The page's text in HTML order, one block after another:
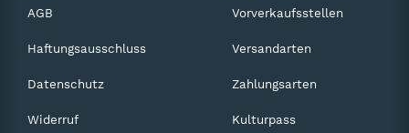
AGB
Haftungsausschluss
Datenschutz
Widerruf
Vorverkaufsstellen
Versandarten
Zahlungsarten
Kulturpass